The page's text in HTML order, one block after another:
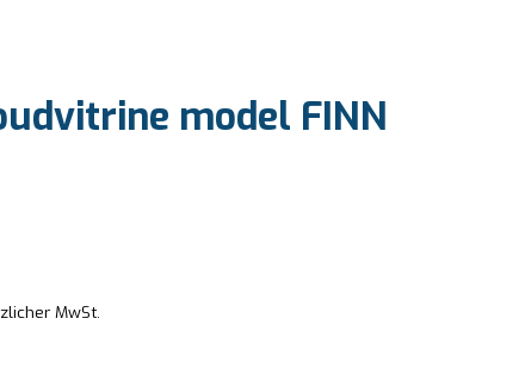
model FINN
MwSt.